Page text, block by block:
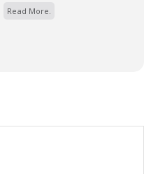
Read More.